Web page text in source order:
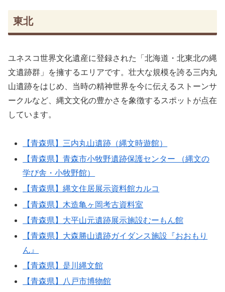
東北
ユネスコ世界文化遺産に登録された「北海道・北東北の縄
文遺跡群」を擁するエリアです。壮大な規模を誇る三内丸
山遺跡をはじめ、当時の精神世界を今に伝えるストーンサ
ークルなど、縄文文化の豊かさを象徴するスポットが点在
しています。
【青森県】三内丸山遺跡（縄文時遊館）
【青森県】青森市小牧野遺跡保護センター （縄文の
学び舎・小牧野館）
【青森県】縄文住居展示資料館カルコ
【青森県】木造亀ヶ岡考古資料室
【青森県】大平山元遺跡展示施設むーもん館
【青森県】大森勝山遺跡ガイダンス施設『おおもり
ん』
【青森県】是川縄文館
【青森県】八戸市博物館